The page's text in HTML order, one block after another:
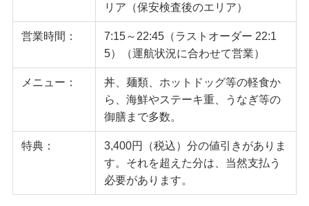
リア（保安検査後のエリア）
営業時間：
7:15～22:45（ラストオーダー 22:1
5）（運航状況に合わせて営業）
メニュー：
丼、麺類、ホットドッグ等の軽食か
ら、海鮮やステーキ重、うなぎ等の
御膳まで多数。
特典：
3,400円（税込）分の値引きがありま
す。それを超えた分は、当然支払う
必要があります。